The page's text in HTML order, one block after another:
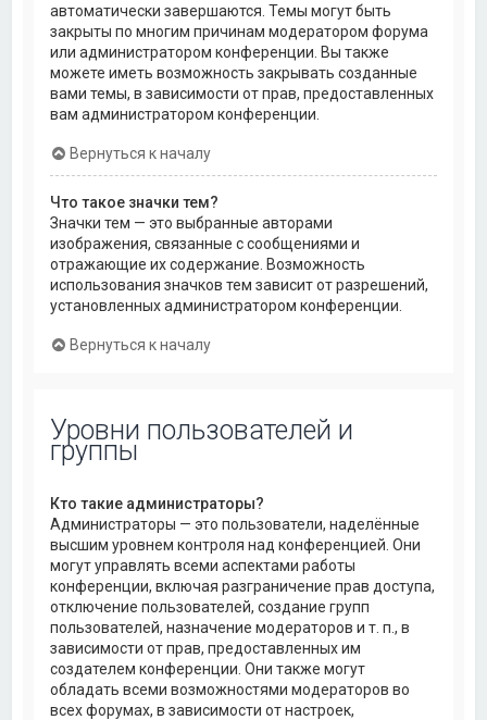
автоматически завершаются. Темы могут быть
закрыты по многим причинам модератором форума
или администратором конференции. Вы также
можете иметь возможность закрывать созданные
вами темы, в зависимости от прав, предоставленных
вам администратором конференции.
Вернуться к началу
Что такое значки тем?
Значки тем — это выбранные авторами
изображения, связанные с сообщениями и
отражающие их содержание. Возможность
использования значков тем зависит от разрешений,
установленных администратором конференции.
Вернуться к началу
Уровни пользователей и
группы
Кто такие администраторы?
Администраторы — это пользователи, наделённые
высшим уровнем контроля над конференцией. Они
могут управлять всеми аспектами работы
конференции, включая разграничение прав доступа,
отключение пользователей, создание групп
пользователей, назначение модераторов и т. п., в
зависимости от прав, предоставленных им
создателем конференции. Они также могут
обладать всеми возможностями модераторов во
всех форумах, в зависимости от настроек,